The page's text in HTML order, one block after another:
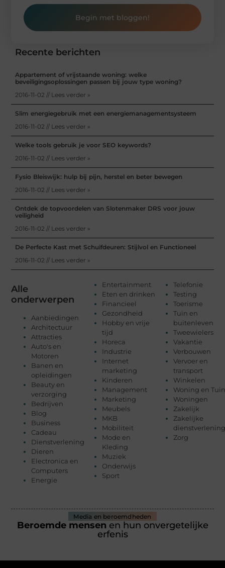
Alle
onderwerpen
Aanbiedingen
Architectuur
Attracties
Auto's en
Motoren
Banen en
opleidingen
Beauty en
verzorging
Bedrijven
Blog
Business
Cadeau
Dienstverlening
Dieren
Electronica en
Computers
Energie
Entertainment
Eten en drinken
Financieel
Gezondheid
Hobby en vrije
tijd
Horeca
Industrie
Internet
marketing
Kinderen
Management
Marketing
Meubels
MKB
Mobiliteit
Mode en
Kleding
Muziek
Onderwijs
Sport
Telefonie
Testing
Toerisme
Tuin en
buitenleven
Tweewielers
Vakantie
Verbouwen
Vervoer en
transport
Winkelen
Woning en Tuin
Woningen
Zakelijk
Zakelijke
dienstverlening
Zorg
Recente berichten
Appartement of vrijstaande woning: welke
beveiligingsoplossingen passen bij jouw type woning?
2016-11-02 // Lees verder »
Slim energiegebruik met een energiemanagementsysteem
2016-11-02 // Lees verder »
Welke tools gebruik je voor SEO keywords?
2016-11-02 // Lees verder »
Fysio Bleiswijk: hulp bij pijn, herstel en beter bewegen
2016-11-02 // Lees verder »
Ontdek de topvoordelen van Slotenmaker DRS voor jouw
veiligheid
2016-11-02 // Lees verder »
De Perfecte Kast met Schuifdeuren: Stijlvol en Functioneel
2016-11-02 // Lees verder »
Begin met bloggen!
Media en beroemdheden
Beroemde mensen en hun onvergetelijke
erfenis